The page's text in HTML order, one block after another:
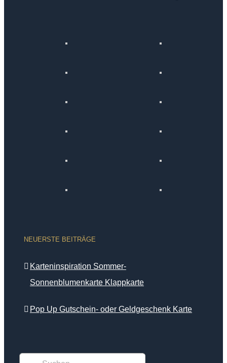
NEUERSTE BEITRÄGE
Karteninspiration Sommer-
Sonnenblumenkarte Klappkarte
Pop Up Gutschein- oder Geldgeschenk Karte